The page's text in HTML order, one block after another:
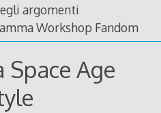
argomenti
Workshop Fandom
Age